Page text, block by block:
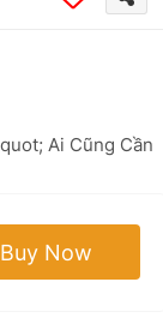
Buy Now